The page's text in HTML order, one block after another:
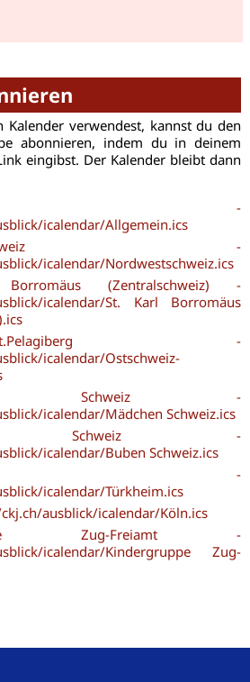
Kalender verwendest, kannst du den
abonnieren, indem du in deinem
eingibst. Der Kalender bleibt dann
-
icalendar/Allgemein.ics
-
icalendar/Nordwestschweiz.ics
(Zentralschweiz) -
icalendar/St. Karl Borromäus
St.Pelagiberg -
icalendar/Ostschweiz-
Schweiz -
icalendar/Mädchen Schweiz.ics
Schweiz -
icalendar/Buben Schweiz.ics
-
icalendar/Türkheim.ics
ausblick/icalendar/Köln.ics
Zug-Freiamt -
icalendar/Kindergruppe Zug-